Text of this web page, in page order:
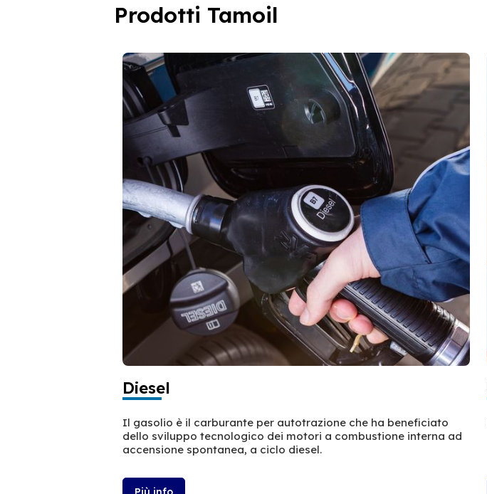
Prodotti Tamoil
Diesel
Il gasolio è il carburante per autotrazione che ha beneficiato
dello sviluppo tecnologico dei motori a combustione interna ad
accensione spontanea, a ciclo diesel.